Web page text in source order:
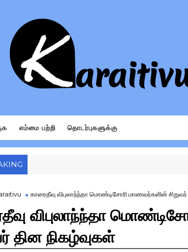
எம்மை பற்றி தொடர்புகளுக்கு
காரைதீவு விபுலாந்ந்தா மொண்டிசோரி மாணவர்களின் சிறுவர்
விபுலாந்ந்தா
தின நிகழ்வுகள்